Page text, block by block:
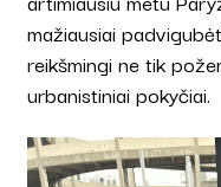
mažiausiai
reikšmingi ne tik
urbanistiniai pokyčiai.